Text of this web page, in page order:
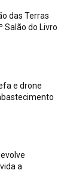
das Terras
Salão do Livro
e drone
a